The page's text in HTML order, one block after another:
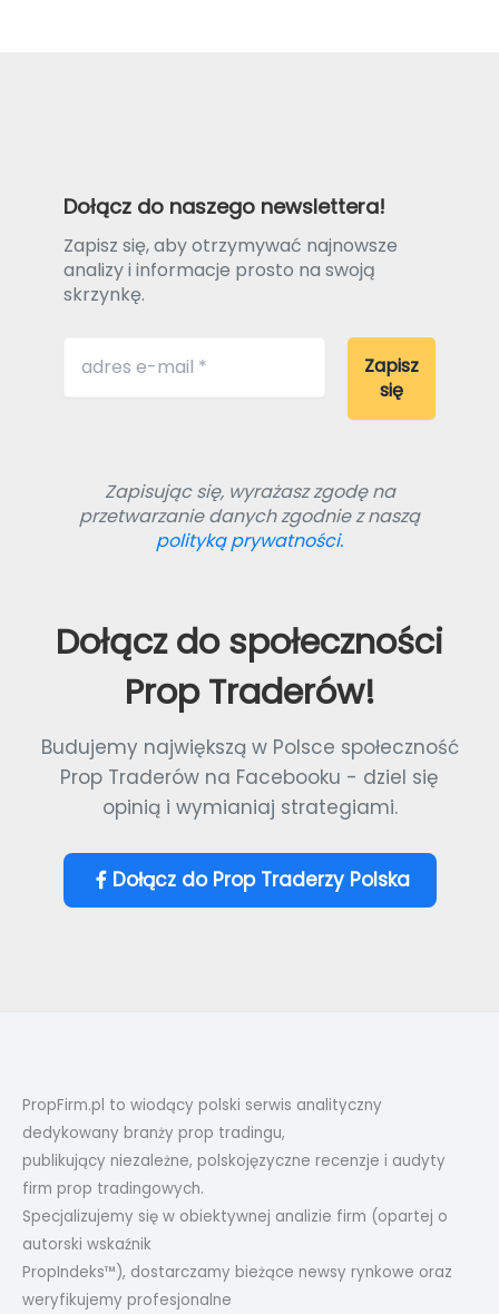
Dołącz do naszego newslettera!
Zapisz się, aby otrzymywać najnowsze
analizy i informacje prosto na swoją
skrzynkę.
Zapisując się, wyrażasz zgodę na
przetwarzanie danych zgodnie z naszą
polityką prywatności.
Dołącz do społeczności
Prop Traderów!
Budujemy największą w Polsce społeczność
Prop Traderów na Facebooku - dziel się
opinią i wymianiaj strategiami.
Dołącz do Prop Traderzy Polska
PropFirm.pl to wiodący polski serwis analityczny
dedykowany branży prop tradingu,
publikujący niezależne, polskojęzyczne recenzje i audyty
firm prop tradingowych.
Specjalizujemy się w obiektywnej analizie firm (opartej o
autorski wskaźnik
PropIndeks™), dostarczamy bieżące newsy rynkowe oraz
weryfikujemy profesjonalne